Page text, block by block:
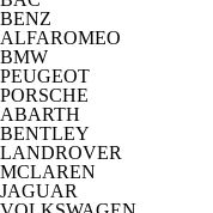
BENZ
ALFAROMEO
BMW
PEUGEOT
PORSCHE
ABARTH
BENTLEY
LANDROVER
MCLAREN
JAGUAR